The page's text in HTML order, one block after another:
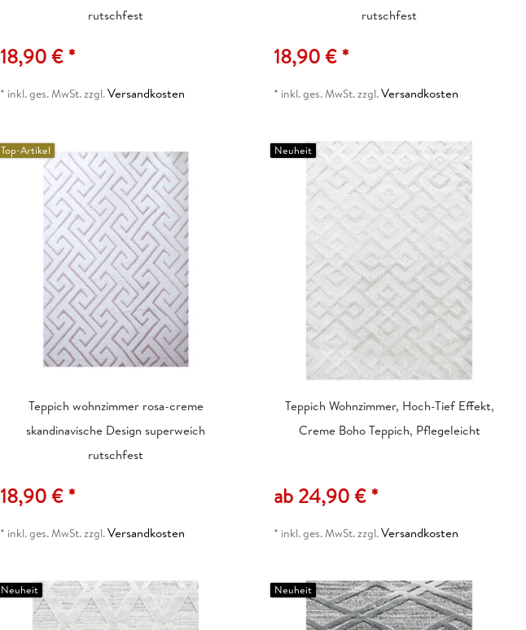
rutschfest
18,90 € *
* inkl. ges. MwSt.zzgl.Versandkosten
rutschfest
18,90 € *
* inkl. ges. MwSt.zzgl.Versandkosten
Top-Artikel
Teppich wohnzimmer rosa-creme
skandinavische Design superweich
rutschfest
18,90 € *
* inkl. ges. MwSt.zzgl.Versandkosten
Neuheit
Teppich Wohnzimmer, Hoch-Tief Effekt,
Creme Boho Teppich, Pflegeleicht
ab 24,90 € *
* inkl. ges. MwSt.zzgl.Versandkosten
Neuheit Neuheit